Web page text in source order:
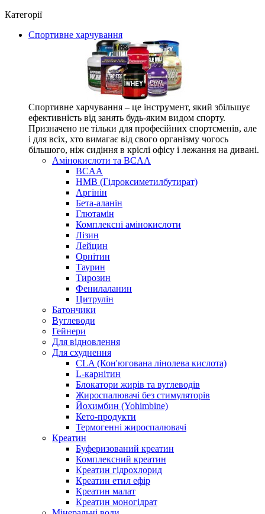
Категорії
Спортивне харчування
Спортивне харчування – це інструмент, який збільшує
ефективність від занять будь-яким видом спорту.
Призначено не тільки для професійних спортсменів, але
і для всіх, хто вимагає від свого організму чогось
більшого, ніж сидіння в кріслі офісу і лежання на дивані.
Амінокислоти та BCAA
BCAA
HMB (Гідроксиметилбутират)
Аргінін
Бета-аланін
Глютамін
Комплексні амінокислоти
Лізин
Лейцин
Орнітин
Таурин
Тирозин
Фенилаланин
Цитрулін
Батончики
Вуглеводи
Гейнери
Для відновлення
Для схуднення
CLA (Кон'югована лінолева кислота)
L-карнітин
Блокатори жирів та вуглеводів
Жироспалювачі без стимуляторів
Йохимбин (Yohimbine)
Кето-продукти
Термогенні жироспалювачі
Креатин
Буферизований креатин
Комплексний креатин
Креатин гідрохлорид
Креатин етил ефір
Креатин малат
Креатин моногідрат